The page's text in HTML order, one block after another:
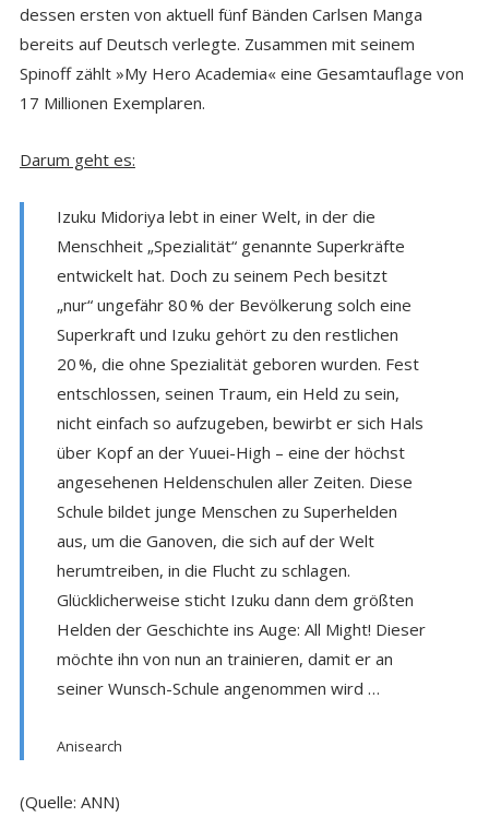
dessen ersten von aktuell fünf Bänden Carlsen Manga
bereits auf Deutsch verlegte. Zusammen mit seinem
Spinoff zählt »My Hero Academia« eine Gesamtauflage von
17 Millionen Exemplaren.
Darum geht es:
Izuku Midoriya lebt in einer Welt, in der die
Menschheit „Spezialität“ genannte Superkräfte
entwickelt hat. Doch zu seinem Pech besitzt
„nur“ ungefähr 80 % der Bevölkerung solch eine
Superkraft und Izuku gehört zu den restlichen
20 %, die ohne Spezialität geboren wurden. Fest
entschlossen, seinen Traum, ein Held zu sein,
nicht einfach so aufzugeben, bewirbt er sich Hals
über Kopf an der Yuuei-High – eine der höchst
angesehenen Heldenschulen aller Zeiten. Diese
Schule bildet junge Menschen zu Superhelden
aus, um die Ganoven, die sich auf der Welt
herumtreiben, in die Flucht zu schlagen.
Glücklicherweise sticht Izuku dann dem größten
Helden der Geschichte ins Auge: All Might! Dieser
möchte ihn von nun an trainieren, damit er an
seiner Wunsch-Schule angenommen wird …
Anisearch
(Quelle: ANN)